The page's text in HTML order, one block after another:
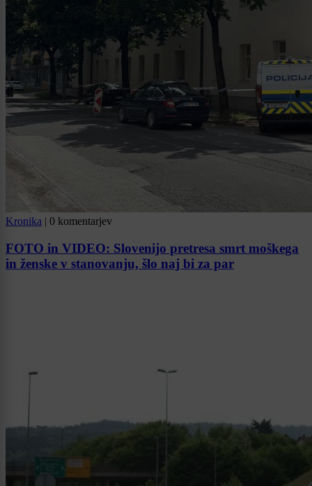
Kronika | 0 komentarjev
FOTO in VIDEO: Slovenijo pretresa smrt moškega
in ženske v stanovanju, šlo naj bi za par